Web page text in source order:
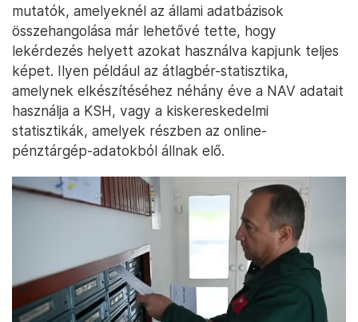
mutatók, amelyeknél az állami adatbázisok
összehangolása már lehetővé tette, hogy
lekérdezés helyett azokat használva kapjunk teljes
képet. Ilyen például az átlagbér-statisztika,
amelynek elkészítéséhez néhány éve a NAV adatait
használja a KSH, vagy a kiskereskedelmi
statisztikák, amelyek részben az online-
pénztárgép-adatokból állnak elő.